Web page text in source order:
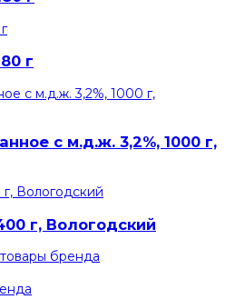
г
с м.д.ж. 3,2%, 1000 г,
г, Вологодский
бренда